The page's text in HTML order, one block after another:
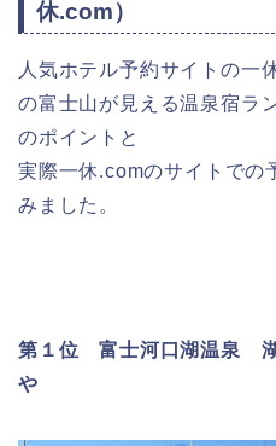
休.com）
人気ホテル予約サイトの一
の富士山が見える温泉宿ラ
のポイントと
実際一休.comのサイトでの
みました。
第１位 富士河口湖温泉 湖
や